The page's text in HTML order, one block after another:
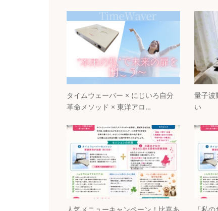
タイムウェーバー × にじいろ自分
革命メソッド × 東洋アロ…
量子波
い
人気メニューキャンペーン！比嘉あ
「私